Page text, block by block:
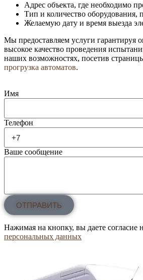
Адрес объекта, где необходимо
Тип и количество оборудования,
Желаемую дату и время выезда
Мы предоставляем услуги гарантируя
высокое качество проведения
наших возможностях, посетив
прогрузка автоматов.
Имя
Телефон
Ваше сообщение
ОТПРАВИТЬ
Нажимая на кнопку, вы даете согласие
персональных данных